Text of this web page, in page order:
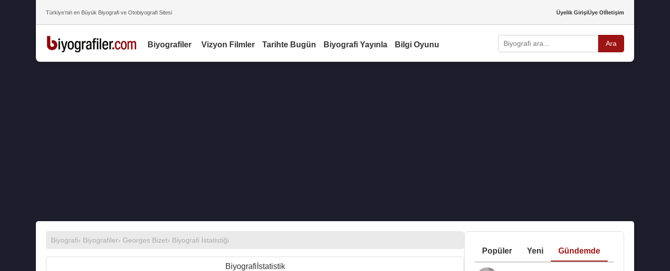
Türkiye’nin en Büyük Biyografi ve Otobiyografi Sitesi Üyelik GirişiÜye Olİletişim
Biyografiler Vizyon Filmler Tarihte Bugün Biyografi Yayınla Bilgi Oyunu Ara
Biyografi› Biyografiler› Georges Bizet› Biyografi İstatistiği
Biyografi İstatistik
Popüler Yeni Gündemde